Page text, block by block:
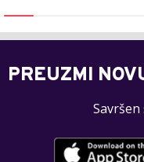
PREUZMI
Savršen